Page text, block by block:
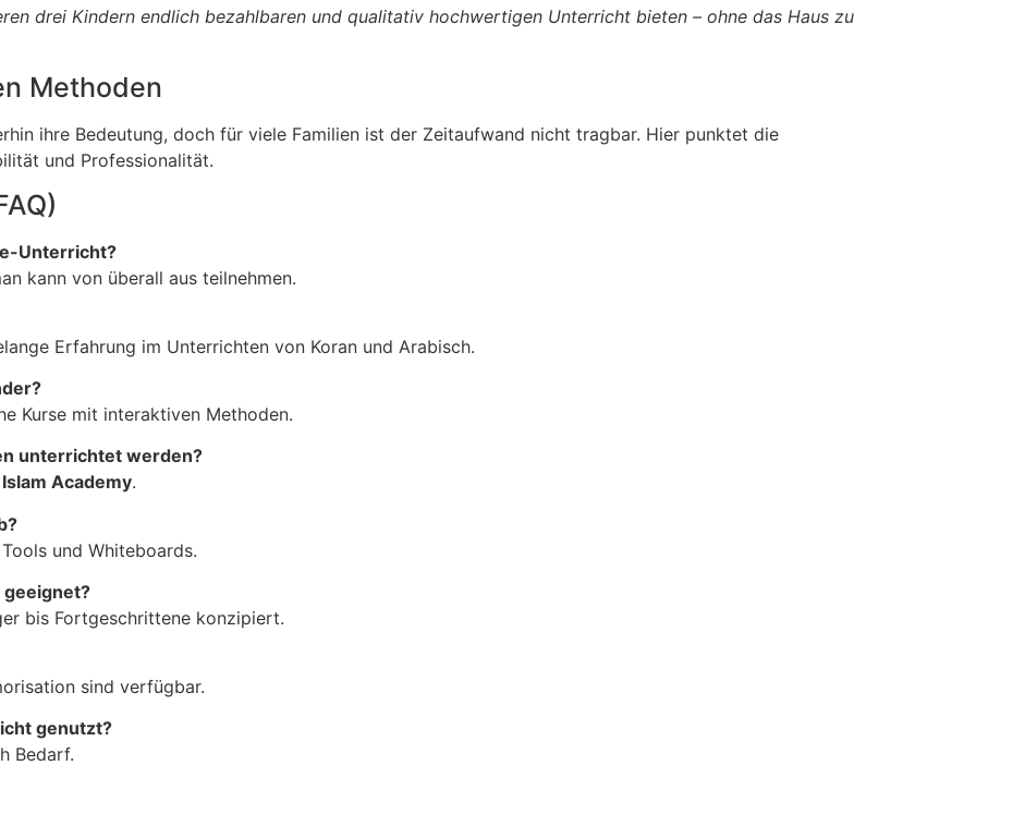
drei Kindern endlich bezahlbaren und qualitativ hochwertigen Unterricht bieten – ohne das Haus zu
Methoden
ihre Bedeutung, doch für viele Familien ist der Zeitaufwand nicht tragbar. Hier punktet die
und Professionalität.
Unterricht?
kann von überall aus teilnehmen.
Erfahrung im Unterrichten von Koran und Arabisch.
Kurse mit interaktiven Methoden.
unterrichtet werden?
Academy.
und Whiteboards.
bis Fortgeschrittene konzipiert.
sind verfügbar.
genutzt?
Bedarf.